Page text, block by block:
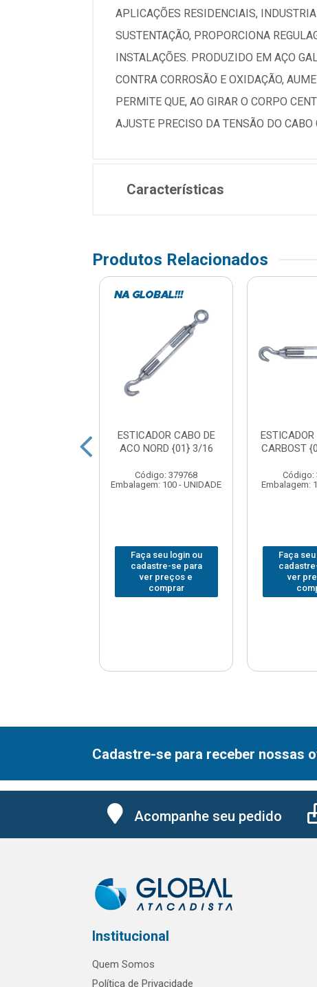
APLICAÇÕES RESIDENCIAIS,
SUSTENTAÇÃO, PROPORCIONA
INSTALAÇÕES. PRODUZIDO EM AÇO
CONTRA CORROSÃO E OXIDAÇÃO,
PERMITE QUE, AO GIRAR O CORPO
AJUSTE PRECISO DA TENSÃO DO
Características
Produtos Relacionados
ESTICADOR CABO DE
ACO NORD {01} 3/16
Código: 379768
Embalagem: 100 - UNIDADE
Faça seu login ou
cadastre-se para
ver preços e
comprar
CARBOST
Código:
Embalagem:
Faça
ver
Cadastre-se para receber nossas
Acompanhe seu pedido
Institucional
Quem Somos
Política de Privacidade